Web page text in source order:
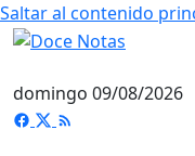
Saltar al contenido
domingo 09/08/2026